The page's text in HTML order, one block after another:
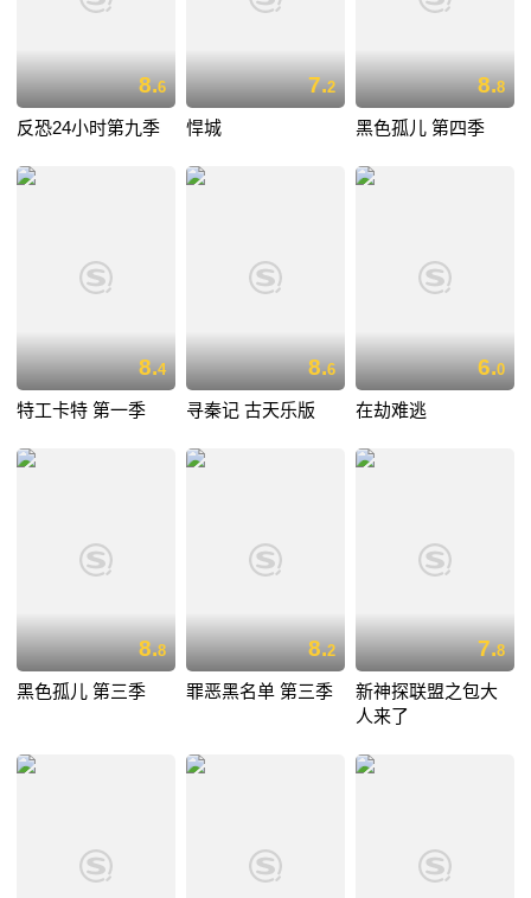
8.6
反恐24小时第九季
7.2
悍城
8.8
黑色孤儿 第四季
8.4
特工卡特 第一季
8.6
寻秦记 古天乐版
6.0
在劫难逃
8.8
黑色孤儿 第三季
8.2
罪恶黑名单 第三季
7.8
新神探联盟之包大
人来了